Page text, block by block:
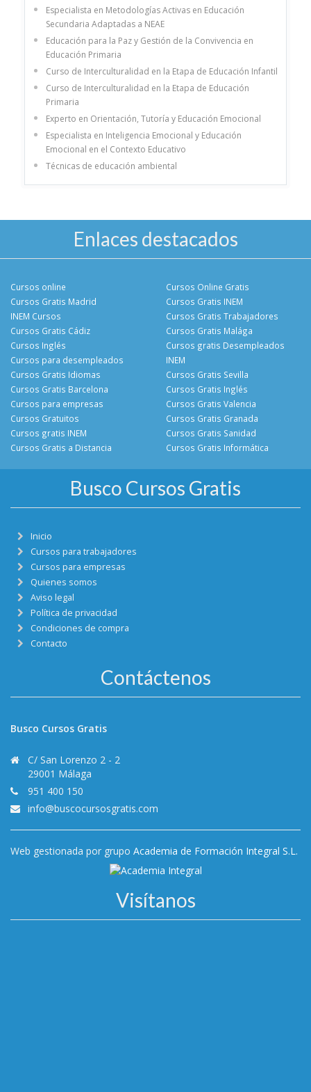
Especialista en Metodologías Activas en Educación
Secundaria Adaptadas a NEAE
Educación para la Paz y Gestión de la Convivencia en
Educación Primaria
Curso de Interculturalidad en la Etapa de Educación Infantil
Curso de Interculturalidad en la Etapa de Educación
Primaria
Experto en Orientación, Tutoría y Educación Emocional
Especialista en Inteligencia Emocional y Educación
Emocional en el Contexto Educativo
Técnicas de educación ambiental
Enlaces destacados
Cursos online
Cursos Gratis Madrid
INEM Cursos
Cursos Gratis Cádiz
Cursos Online Gratis
Cursos Gratis INEM
Cursos Gratis Trabajadores
Cursos Gratis Malága
Cursos Inglés
Cursos para desempleados
Cursos Gratis Idiomas
Cursos Gratis Barcelona
Cursos gratis Desempleados
INEM
Cursos Gratis Sevilla
Cursos Gratis Inglés
Cursos para empresas
Cursos Gratuitos
Cursos gratis INEM
Cursos Gratis a Distancia
Cursos Gratis Valencia
Cursos Gratis Granada
Cursos Gratis Sanidad
Cursos Gratis Informática
Busco Cursos Gratis
Inicio
Cursos para trabajadores
Cursos para empresas
Quienes somos
Aviso legal
Política de privacidad
Condiciones de compra
Contacto
Contáctenos
Busco Cursos Gratis
C/ San Lorenzo 2 - 2
29001 Málaga
951 400 150
info@buscocursosgratis.com
Web gestionada por grupo Academia de Formación Integral S.L.
Visítanos